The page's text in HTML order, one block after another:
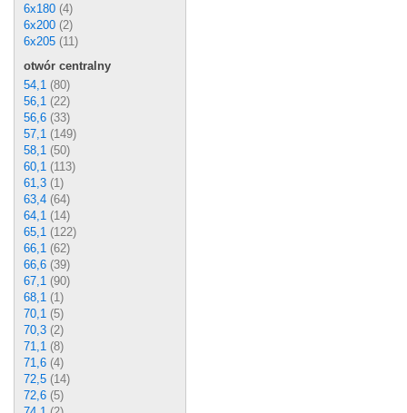
6x180 (4)
6x200 (2)
6x205 (11)
otwór centralny
54,1 (80)
56,1 (22)
56,6 (33)
57,1 (149)
58,1 (50)
60,1 (113)
61,3 (1)
63,4 (64)
64,1 (14)
65,1 (122)
66,1 (62)
66,6 (39)
67,1 (90)
68,1 (1)
70,1 (5)
70,3 (2)
71,1 (8)
71,6 (4)
72,5 (14)
72,6 (5)